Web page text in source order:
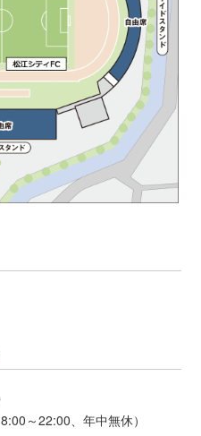
～22:00、年中無休）